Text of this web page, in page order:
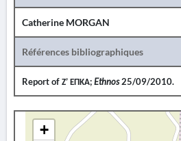
Catherine MORGAN
Références bibliographiques
Report ofΖ’ΕΠΚΑ;Ethnos25/09/2010.
+